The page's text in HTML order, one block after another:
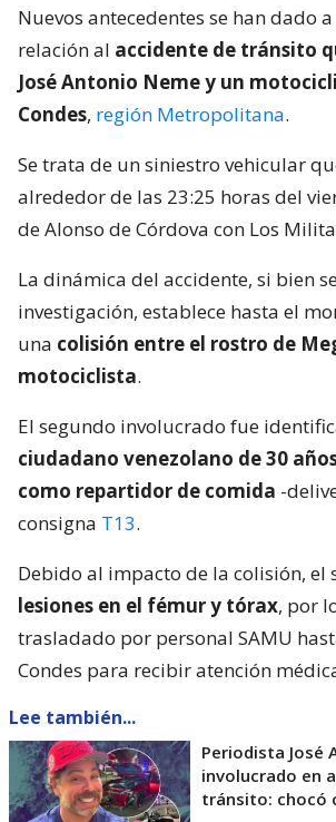
Nuevos antecedentes se han dado
relación al accidente de tránsito
José Antonio Neme y un
Condes, región Metropolitana.
Se trata de un siniestro vehicular
alrededor de las 23:25 horas del
de Alonso de Córdova con Los
La dinámica del accidente, si bien
investigación, establece hasta el
una colisión entre el rostro de
motociclista.
El segundo involucrado fue
ciudadano venezolano de 30
como repartidor de comida -
consigna T13.
Debido al impacto de la colisión, el
lesiones en el fémur y tórax, por
trasladado por personal SAMU
Condes para recibir atención
Lee también...
Periodista José
involucrado en
tránsito: chocó